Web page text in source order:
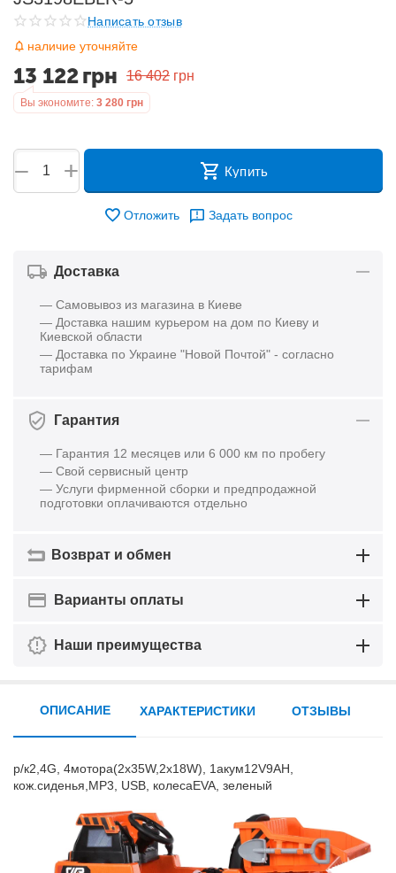
Написать отзыв
наличие уточняйте
16 402 грн
13 122грн
Вы экономите: 3 280 грн
+
− Купить
Отложить Задать вопрос
Доставка
— Самовывоз из магазина в Киеве
— Доставка нашим курьером на дом по Киеву и
Киевской области
— Доставка по Украине "Новой Почтой" - согласно
тарифам
Гарантия
— Гарантия 12 месяцев или 6 000 км по пробегу
— Свой сервисный центр
— Услуги фирменной сборки и предпродажной
подготовки оплачиваются отдельно
Возврат и обмен
Варианты оплаты
Наши преимущества
ОПИСАНИЕ
р/к2,4G, 4мотора(2х35W,2х18W), 1акум12V9AH,
кож.сиденья,MP3, USB, колесаEVA, зеленый
ХАРАКТЕРИСТИКИ ОТЗЫВЫ